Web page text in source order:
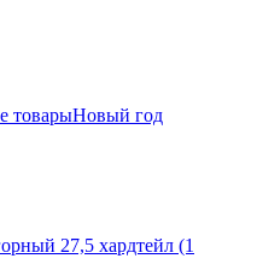
товарыНовый год
27,5 хардтейл (1